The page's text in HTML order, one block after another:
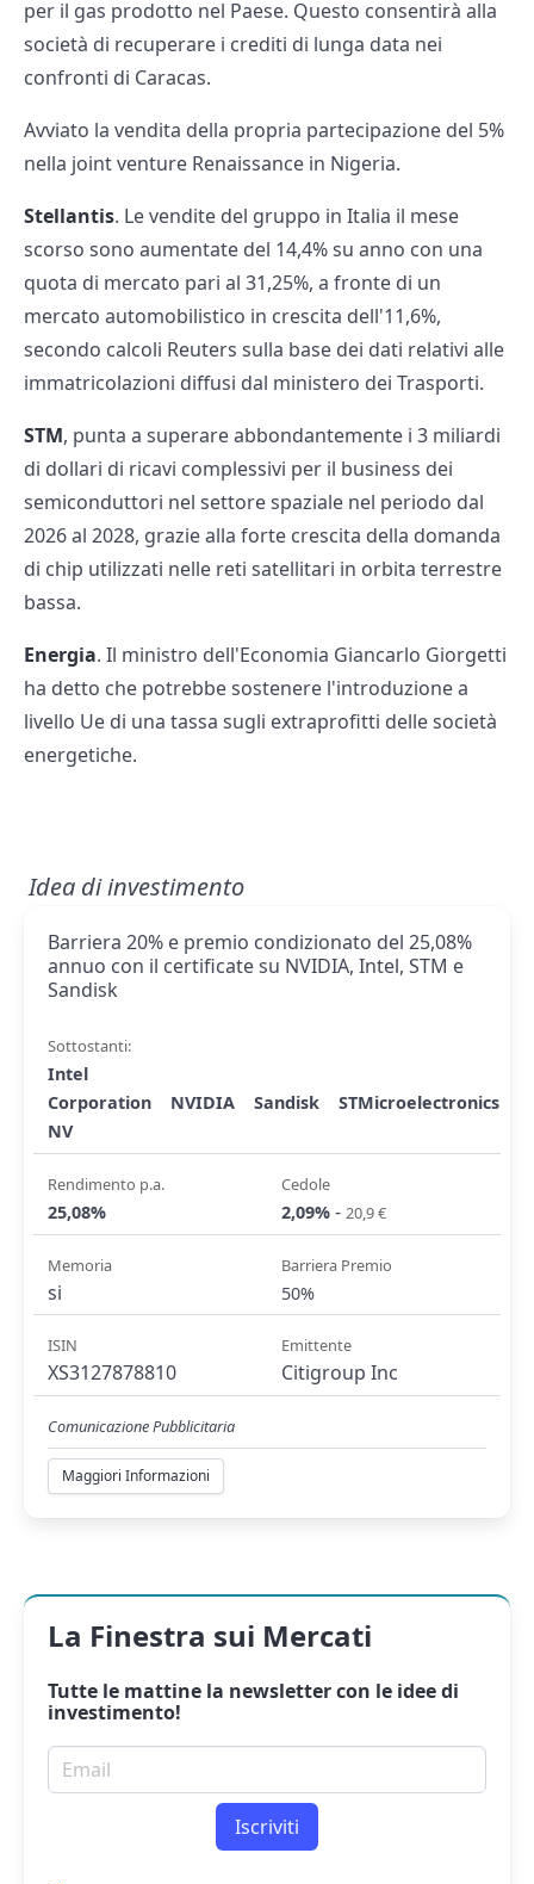
per il gas prodotto nel Paese. Questo consentirà alla
società di recuperare i crediti di lunga data nei
confronti di Caracas.
Avviato la vendita della propria partecipazione del 5%
nella joint venture Renaissance in Nigeria.
Stellantis. Le vendite del gruppo in Italia il mese
scorso sono aumentate del 14,4% su anno con una
quota di mercato pari al 31,25%, a fronte di un
mercato automobilistico in crescita dell'11,6%,
secondo calcoli Reuters sulla base dei dati relativi alle
immatricolazioni diffusi dal ministero dei Trasporti.
STM, punta a superare abbondantemente i 3 miliardi
di dollari di ricavi complessivi per il business dei
semiconduttori nel settore spaziale nel periodo dal
2026 al 2028, grazie alla forte crescita della domanda
di chip utilizzati nelle reti satellitari in orbita terrestre
bassa.
Energia. Il ministro dell'Economia Giancarlo Giorgetti
ha detto che potrebbe sostenere l'introduzione a
livello Ue di una tassa sugli extraprofitti delle società
energetiche.
Idea di investimento
Barriera 20% e premio condizionato del 25,08%
annuo con il certificate su NVIDIA, Intel, STM e
Sandisk
Sottostanti:
Intel
Corporation
NVIDIA Sandisk
STMicroelectronics
NV
Rendimento p.a.
25,08%
Cedole
2,09% - 20,9 €
Memoria
si
Barriera Premio
50%
ISIN
XS3127878810
Emittente
Citigroup Inc
Comunicazione Pubblicitaria
Maggiori Informazioni
La Finestra sui Mercati
Tutte le mattine la newslettercon le idee di
investimento!
Email per newsletter
Iscriviti